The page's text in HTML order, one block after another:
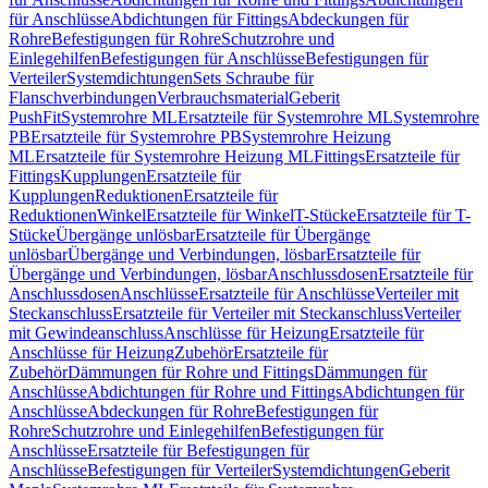
für AnschlüsseAbdichtungen für FittingsAbdeckungen für
RohreBefestigungen für RohreSchutzrohre und
EinlegehilfenBefestigungen für AnschlüsseBefestigungen für
VerteilerSystemdichtungenSets Schraube für
FlanschverbindungenVerbrauchsmaterialGeberit
PushFitSystemrohre MLErsatzteile für Systemrohre MLSystemrohre
PBErsatzteile für Systemrohre PBSystemrohre Heizung
MLErsatzteile für Systemrohre Heizung MLFittingsErsatzteile für
FittingsKupplungenErsatzteile für
KupplungenReduktionenErsatzteile für
ReduktionenWinkelErsatzteile für WinkelT-StückeErsatzteile für T-
StückeÜbergänge unlösbarErsatzteile für Übergänge
unlösbarÜbergänge und Verbindungen, lösbarErsatzteile für
Übergänge und Verbindungen, lösbarAnschlussdosenErsatzteile für
AnschlussdosenAnschlüsseErsatzteile für AnschlüsseVerteiler mit
SteckanschlussErsatzteile für Verteiler mit SteckanschlussVerteiler
mit GewindeanschlussAnschlüsse für HeizungErsatzteile für
Anschlüsse für HeizungZubehörErsatzteile für
ZubehörDämmungen für Rohre und FittingsDämmungen für
AnschlüsseAbdichtungen für Rohre und FittingsAbdichtungen für
AnschlüsseAbdeckungen für RohreBefestigungen für
RohreSchutzrohre und EinlegehilfenBefestigungen für
AnschlüsseErsatzteile für Befestigungen für
AnschlüsseBefestigungen für VerteilerSystemdichtungenGeberit